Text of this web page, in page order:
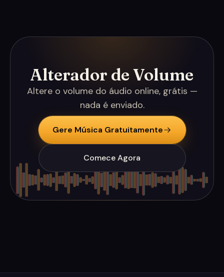
Alterador de Volume
Altere o volume do áudio online, grátis —
nada é enviado.
Gere Música Gratuitamente
Comece Agora